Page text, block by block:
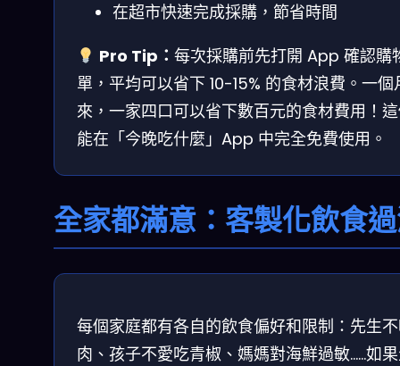
在超市快速完成採購，節省時間
Pro Tip： 每次採購前先打開 App 確認購
單，平均可以省下 10-15% 的食材浪費。一個
來，一家四口可以省下數百元的食材費用！
能在「今晚吃什麼」App 中完全免費使用。
全家都滿意：客製化飲食
每個家庭都有各自的飲食偏好和限制：先生
肉、孩子不愛吃青椒、媽媽對海鮮過敏……如